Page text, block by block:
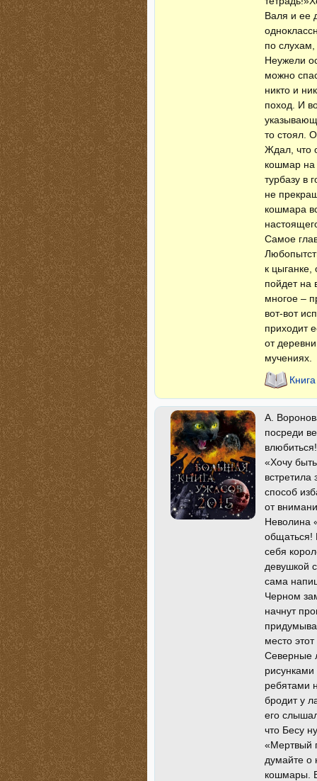
Валя и ее
по слухам,
Неужели
можно
никто и
поход. И
то стоял.
Ждал, что
кошмар на
турбазу в
не
кошмара
Самое
к цыганке,
пойдет на
многое –
вот-вот
приходит
от
мучениях.
А.
посреди
«Хочу
встретила
способ
от
Неволина
общаться!
себя
девушкой
сама
Черном
начнут
место
Северные
ребятами
бродит у
его
что Бесу
«Мертвый
думайте о
кошмары.